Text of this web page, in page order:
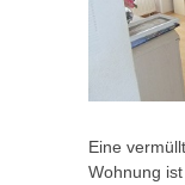
Eine
Wohnung